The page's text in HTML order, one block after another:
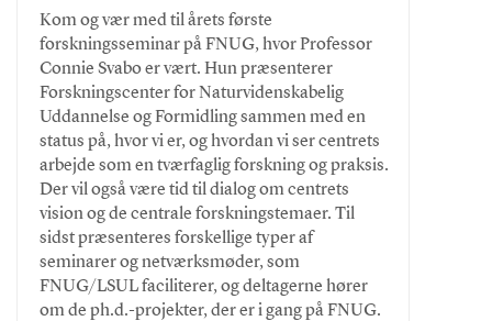
Kom og vær med til årets første
forskningsseminar på FNUG, hvor Professor
Connie Svabo er vært. Hun præsenterer
Forskningscenter for Naturvidenskabelig
Uddannelse og Formidling sammen med en
status på, hvor vi er, og hvordan vi ser centrets
arbejde som en tværfaglig forskning og praksis.
Der vil også være tid til dialog om centrets
vision og de centrale forskningstemaer. Til
sidst præsenteres forskellige typer af
seminarer og netværksmøder, som
FNUG/LSUL faciliterer, og deltagerne hører
om de ph.d.-projekter, der er i gang på FNUG.